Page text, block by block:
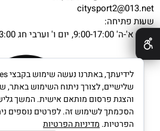
citysport2@013.net
שעות פתיחה:
ימים א'-ה' 9:00-17:00, יום ו' וערבי חג 9:00-13:00
✕
שלישיים, לצורך ניתוח השימוש באתר,
והצגת פרסום מותאם אישית. המשך
הסכמתך לשימוש זה. לפרטים נוספים
הפרטיות. מדיניות הפרטיות